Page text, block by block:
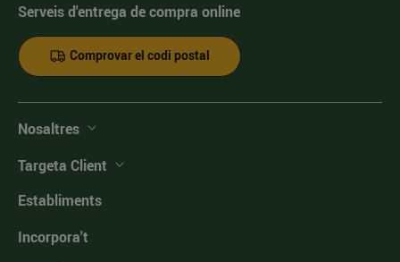
Serveis d'entrega de compra online
Comprovar el codi postal
Nosaltres
Targeta Client
Establiments
Incorpora't